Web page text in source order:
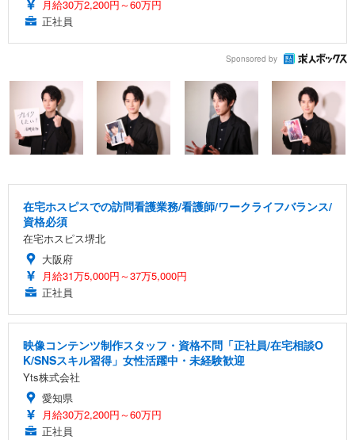
月給30万2,200円～60万円
正社員
Sponsored by
在宅ホスピスでの訪問看護業務/看護師/ワークライフバランス/
資格必須
在宅ホスピス堺北
大阪府
月給31万5,000円～37万5,000円
正社員
映像コンテンツ制作スタッフ・資格不問「正社員/在宅相談O
K/SNSスキル習得」女性活躍中・未経験歓迎
Yts株式会社
愛知県
月給30万2,200円～60万円
正社員